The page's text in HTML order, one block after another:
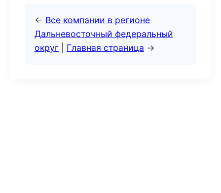
← Все компании в регионе
Дальневосточный федеральный
округ
Главная страница →